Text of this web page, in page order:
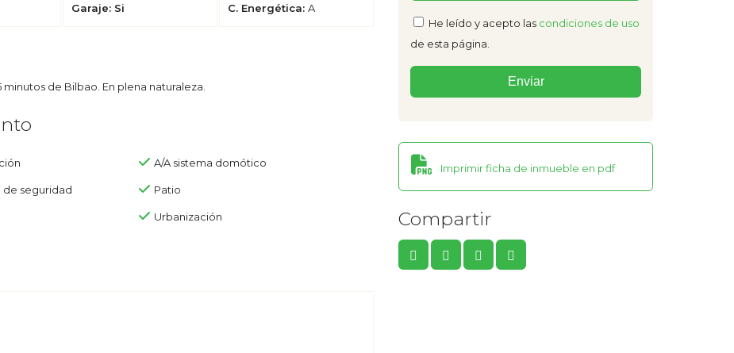
Garaje: Si C. Energética: A
de Bilbao. En plena naturaleza.
A/A sistema domótico
de seguridad Patio
Urbanización
He leído y acepto las condiciones de uso
de esta página.
Imprimir ficha de inmueble en pdf
Compartir